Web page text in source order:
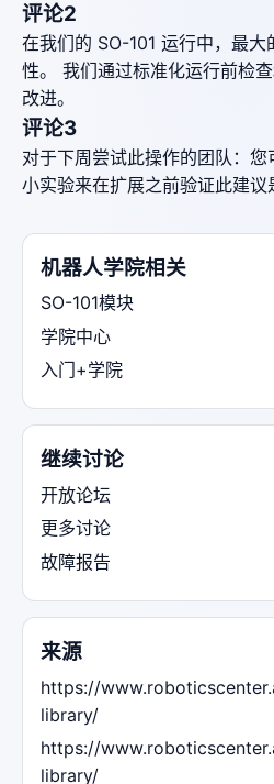
评论2
在我们的 SO-101 运行中，最
性。 我们通过标准化运行前检
改进。
评论3
对于下周尝试此操作的团队：
小实验来在扩展之前验证此建议
机器人学院相关
SO-101模块
学院中心
入门+学院
继续讨论
开放论坛
更多讨论
故障报告
来源
https://
library/
https://
library/